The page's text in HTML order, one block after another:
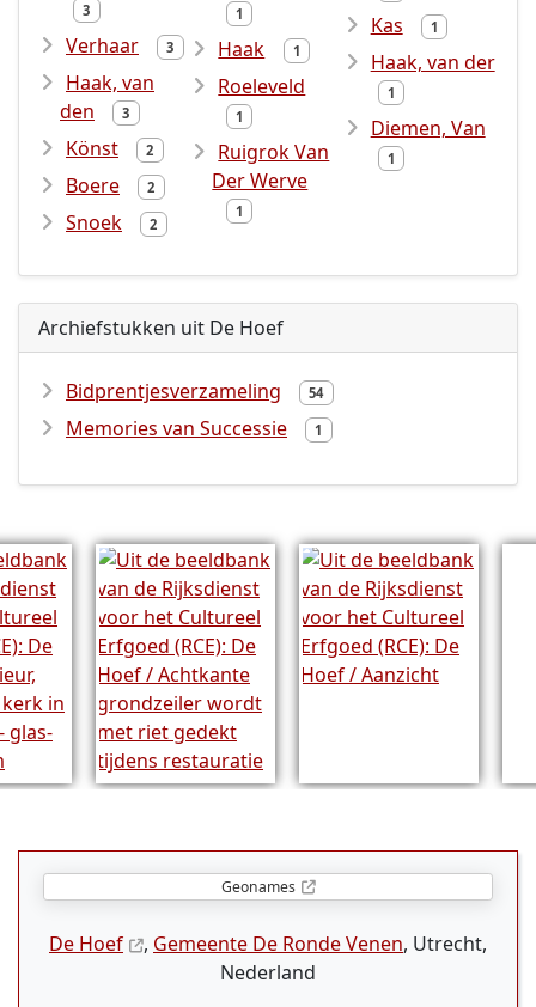
3
Verhaar 3
Haak, van
den
3
Könst 2
Boere 2
Snoek 2
1
Haak 1
Roeleveld
1
Ruigrok Van
Der Werve
1
Kas 1
Haak, van der
1
Diemen, Van
1
Archiefstukken uit De Hoef
Bidprentjesverzameling 54
Memories van Successie 1
Geonames
De Hoef , Gemeente De Ronde Venen, Utrecht,
Nederland